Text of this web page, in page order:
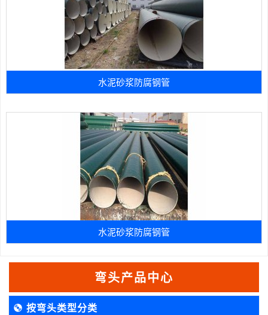
水泥砂浆防腐钢管
水泥砂浆防腐钢管
弯头产品中心
按弯头类型分类